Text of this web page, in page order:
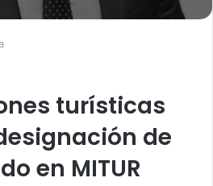
turísticas
de
en MITUR